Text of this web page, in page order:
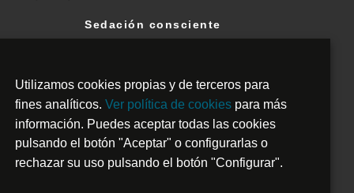
inferior
Sedación consciente
Técnica carillas inyectadas
Escáner intraoral
Técnica all on 4
Utilizamos cookies propias y de terceros para
fines analíticos. Ver política de cookies para más
información. Puedes aceptar todas las cookies
pulsando el botón "Aceptar" o configurarlas o
rechazar su uso pulsando el botón "Configurar".